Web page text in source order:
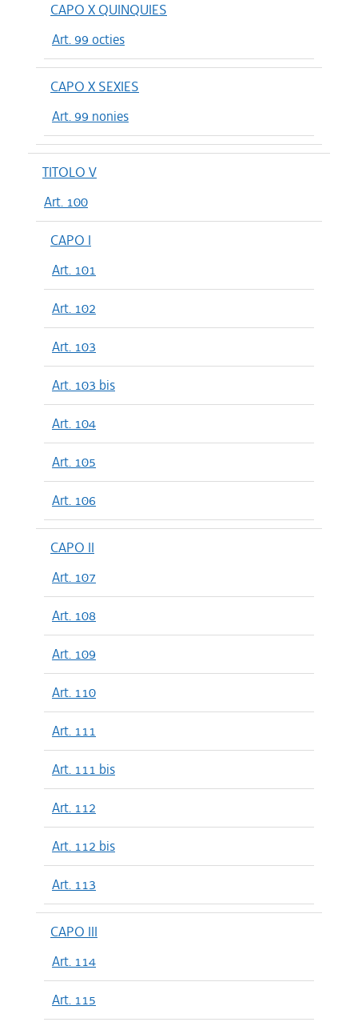
CAPO X QUINQUIES
Art. 99 octies
CAPO X SEXIES
Art. 99 nonies
TITOLO V
Art. 100
CAPO I
Art. 101
Art. 102
Art. 103
Art. 103 bis
Art. 104
Art. 105
Art. 106
CAPO II
Art. 107
Art. 108
Art. 109
Art. 110
Art. 111
Art. 111 bis
Art. 112
Art. 112 bis
Art. 113
CAPO III
Art. 114
Art. 115